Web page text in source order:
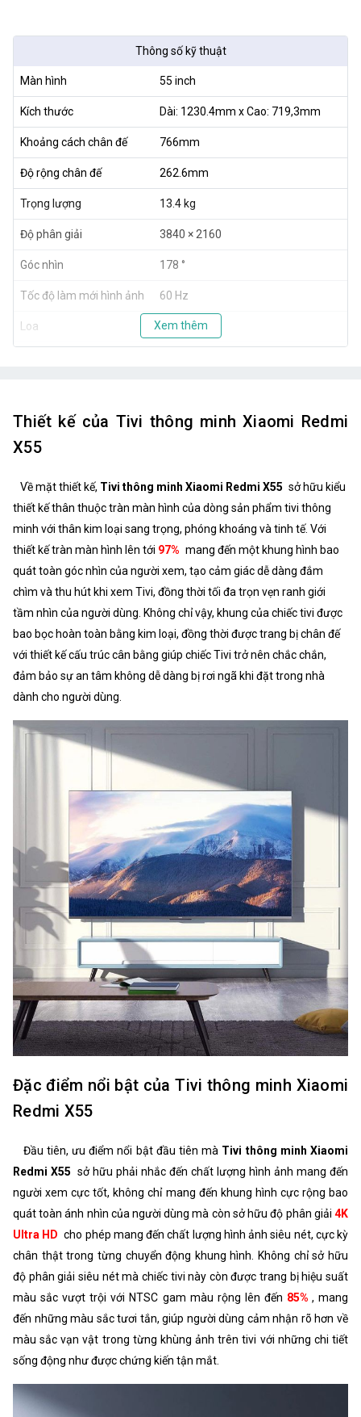
Thông số kỹ thuật
Màn hình 55 inch
Kích thước Dài: 1230.4mm x Cao: 719,3mm
Khoảng cách chân đế 766mm
Độ rộng chân đế 262.6mm
Trọng lượng 13.4 kg
Độ phân giải 3840 × 2160
Góc nhìn 178 °
Tốc độ làm mới hình ảnh 60 Hz
Loa 4 × 12,5W
Bluetooth Hỗ trợ Bluetooth 5.0
Xem thêm
Thiết kế của Tivi thông minh Xiaomi Redmi
X55
Về mặt thiết kế, Tivi thông minh Xiaomi Redmi X55 sở hữu kiểu
thiết kế thân thuộc tràn màn hình của dòng sản phẩm tivi thông
minh với thân kim loại sang trọng, phóng khoáng và tinh tế. Với
thiết kế tràn màn hình lên tới 97% mang đến một khung hình bao
quát toàn góc nhìn của người xem, tạo cảm giác dễ dàng đắm
chìm và thu hút khi xem Tivi, đồng thời tối đa trọn vẹn ranh giới
tầm nhìn của người dùng. Không chỉ vậy, khung của chiếc tivi được
bao bọc hoàn toàn bằng kim loại, đồng thời được trang bị chân đế
với thiết kế cấu trúc cân bằng giúp chiếc Tivi trở nên chắc chắn,
đảm bảo sự an tâm không dễ dàng bị rơi ngã khi đặt trong nhà
dành cho người dùng.
Đặc điểm nổi bật của Tivi thông minh Xiaomi
Redmi X55
Đầu tiên, ưu điểm nổi bật đầu tiên mà Tivi thông minh Xiaomi
Redmi X55 sở hữu phải nhắc đến chất lượng hình ảnh mang đến
người xem cực tốt, không chỉ mang đến khung hình cực rộng bao
quát toàn ánh nhìn của người dùng mà còn sở hữu độ phân giải 4K
Ultra HD cho phép mang đến chất lượng hình ảnh siêu nét, cực kỳ
chân thật trong từng chuyển động khung hình. Không chỉ sở hữu
độ phân giải siêu nét mà chiếc tivi này còn được trang bị hiệu suất
màu sắc vượt trội với NTSC gam màu rộng lên đến 85% , mang
đến những màu sắc tươi tắn, giúp người dùng cảm nhận rõ hơn về
màu sắc vạn vật trong từng khùng ảnh trên tivi với những chi tiết
sống động như được chứng kiến tận mắt.